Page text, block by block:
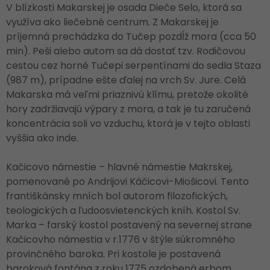
V blízkosti Makarskej je osada Dieče Selo, ktorá sa
využíva ako liečebné centrum. Z Makarskej je
príjemná prechádzka do Tučep pozdĺž mora (cca 50
min). Peši alebo autom sa dá dostať tzv. Rodičovou
cestou cez horné Tučepi serpentínami do sedla Staza
(987 m), prípadne ešte ďalej na vrch Sv. Jure. Celá
Makarska má veľmi priaznivú klímu, pretože okolité
hory zadržiavajú výpary z mora, a tak je tu zaručená
koncentrácia soli vo vzduchu, ktorá je v tejto oblasti
vyššia ako inde.
Kačicovo námestie – hlavné námestie Makrskej,
pomenované po Andrijovi Káčicovi-Miošicovi. Tento
františkánsky mních bol autorom filozofických,
teologických a ľudoosvietenckých kníh. Kostol Sv.
Marka – farský kostol postavený na severnej strane
Kačicovho námestia v r.1776 v štýle súkromného
provinčného baroka. Pri kostole je postavená